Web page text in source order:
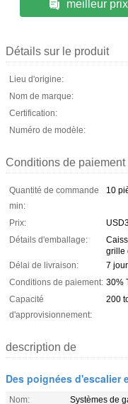
meilleur prix
Détails sur le produit
Lieu d'origine:
Nom de marque:
Certification:
Numéro de modèle:
Conditions de paiement
Quantité de commande
min:
10
Prix:
Détails d'emballage:
grille
Délai de livraison:
7
Conditions de paiement: 30%
Capacité
d'approvisionnement:
200
description de
Des poignées d'escalier
Nom:
Systèmes de